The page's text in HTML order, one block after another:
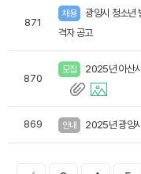
871
채용
광양시 청소년
격자 공고
870
모집 2025년 아산
869 안내 2025년 광양